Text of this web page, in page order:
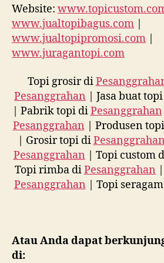
Website:
www.jualtopibagus.com
www.jualtopipromosi.com
www.juragantopi.com
Topi grosir di
Pesanggrahan | Jasa buat
| Pabrik topi diPesanggrahan
Pesanggrahan | Produsen
| Grosir topi diPesanggrahan
Pesanggrahan | Topi custom
Topi rimba diPesanggrahan
Pesanggrahan | Topi
Atau Anda dapat
di: